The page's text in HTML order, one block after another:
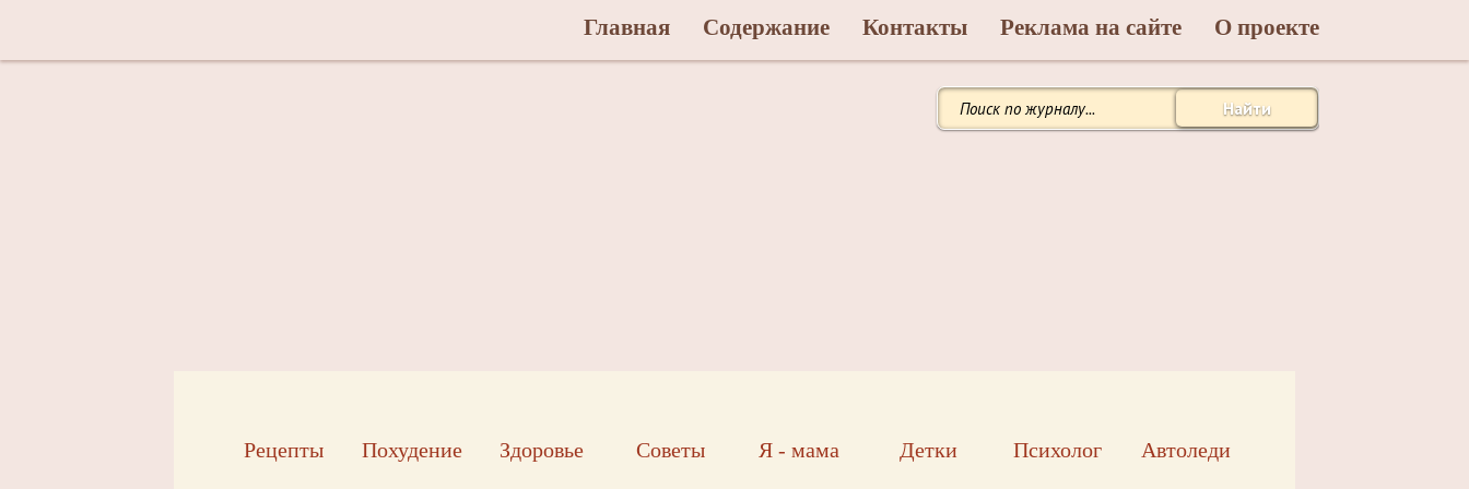
Главная Содержание Контакты Реклама на сайте О проекте
Найти
Рецепты Похудение Здоровье Советы Я - мама Детки Психолог Автоледи